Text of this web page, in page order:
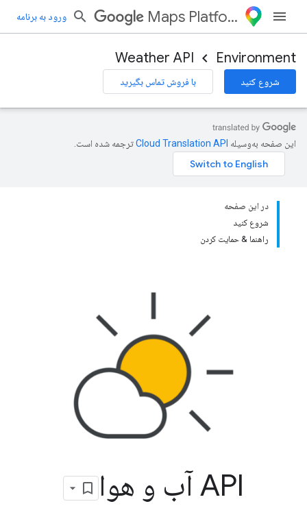
Maps Platform ورود به برنامه
Environment
Weather API
شروع کنید با فروش تماس بگیرید
این صفحه به‌وسیله ترجمه شده است.
در این صفحه
شروع کنید
راهنما & حمایت کردن
API آب و هوا